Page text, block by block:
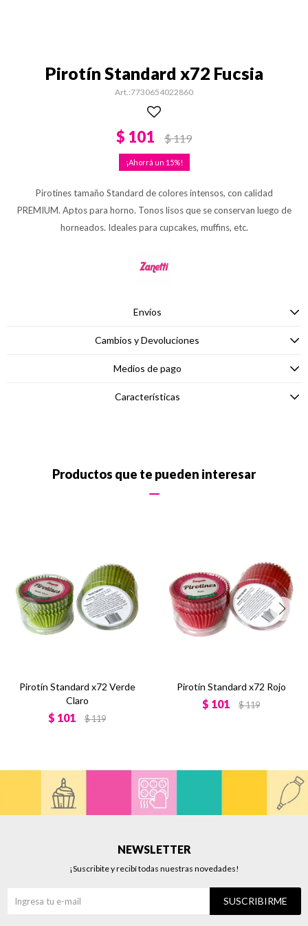
Pirotín Standard x72 Fucsia
7730654022860
$ 101 $119
15
Pirotines tamaño Standard de colores intensos, con calidad
PREMIUM. Aptos para horno. Tonos lisos que se conservan luego de
horneados. Ideales para cupcakes, muffins, etc.
Envíos
Cambios y Devoluciones
Medios de pago
Características
Productos que te pueden interesar
Pirotín Standard x72 Verde
Claro
$ 101 $119
Pirotín Standard x72 Rojo
$ 101 $119
NEWSLETTER
¡Suscribite y recibí todas nuestras novedades!
SUSCRIBIRME